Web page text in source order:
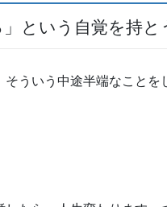
という自覚を持と
ういう中途半端なことを